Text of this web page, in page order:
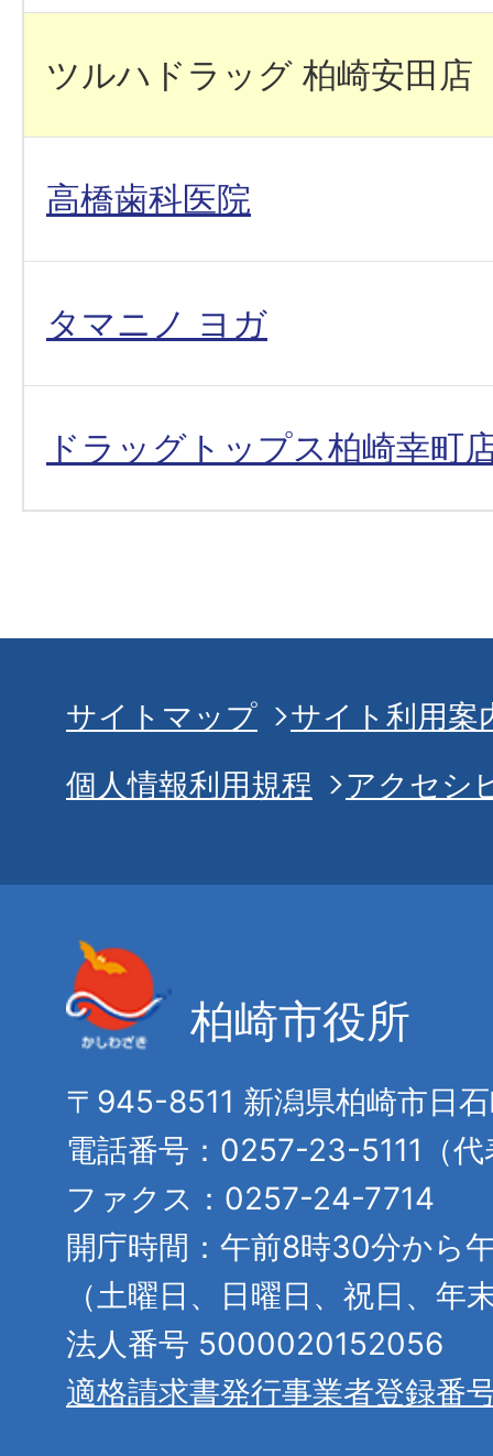
ツルハドラッグ 柏崎安田店
高橋歯科医院
タマニノ ヨガ
ドラッグトップス柏崎幸町
サイトマップ
サイト利用案
個人情報利用規程
アクセシ
柏崎市役所
〒945-8511 新潟県柏崎市日
電話番号：0257-23-5111（代
ファクス：0257-24-7714
開庁時間：午前8時30分から
（土曜日、日曜日、祝日、年
法人番号 5000020152056
適格請求書発行事業者登録番